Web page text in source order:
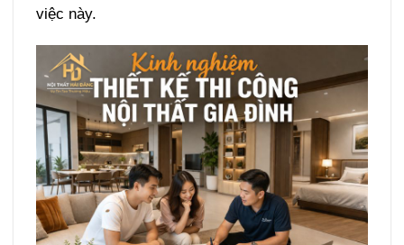
việc này.